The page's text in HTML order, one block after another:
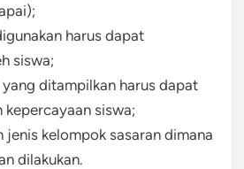
harus dapat
siswa;
ditampilkan harus dapat
kepercayaan siswa;
jenis kelompok sasaran dimana
dilakukan.